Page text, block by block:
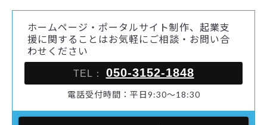
ホームページ・ポータルサイト制作、起業支
援に関することはお気軽にご相談・お問い合
わせください
TEL： 050-3152-1848
電話受付時間：平日9:30～18:30